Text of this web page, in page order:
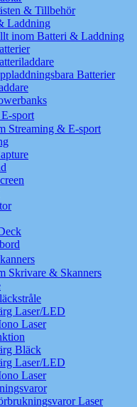
& Tillbehör
Laddning
inom Batteri & Laddning
Batterier
sport
Streaming & E-sport
Skrivare & Skanners
Laser/LED
Laser
Bläck
Laser/LED
Laser
Laser